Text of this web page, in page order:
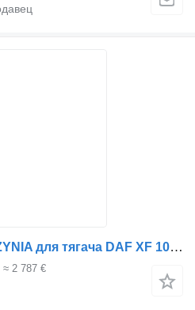
КПП DAF 12S2300 SKRZYNIA для тягача DAF XF 105 106
≈ 2 787 €